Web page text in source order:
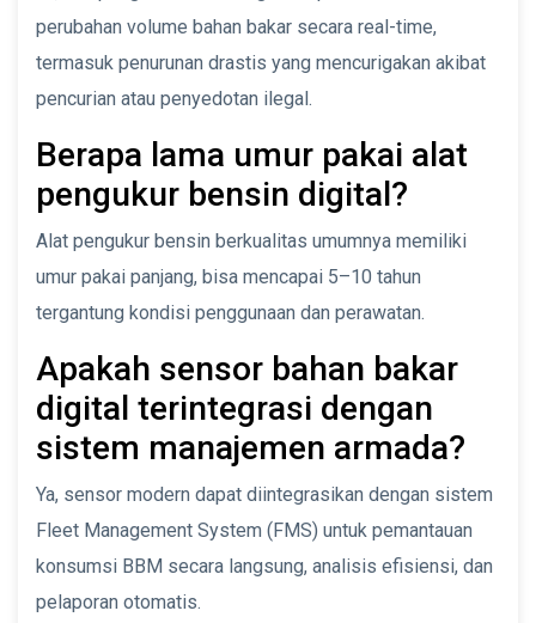
perubahan volume bahan bakar secara real-time,
termasuk penurunan drastis yang mencurigakan akibat
pencurian atau penyedotan ilegal.
Berapa lama umur pakai alat
pengukur bensin digital?
Alat pengukur bensin berkualitas umumnya memiliki
umur pakai panjang, bisa mencapai 5–10 tahun
tergantung kondisi penggunaan dan perawatan.
Apakah sensor bahan bakar
digital terintegrasi dengan
sistem manajemen armada?
Ya, sensor modern dapat diintegrasikan dengan sistem
Fleet Management System (FMS) untuk pemantauan
konsumsi BBM secara langsung, analisis efisiensi, dan
pelaporan otomatis.